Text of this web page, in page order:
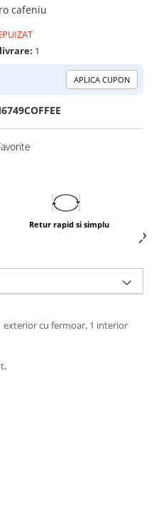
cafeniu
1
APLICA CUPON
Retur rapid si simplu
exterior cu fermoar, 1 interior